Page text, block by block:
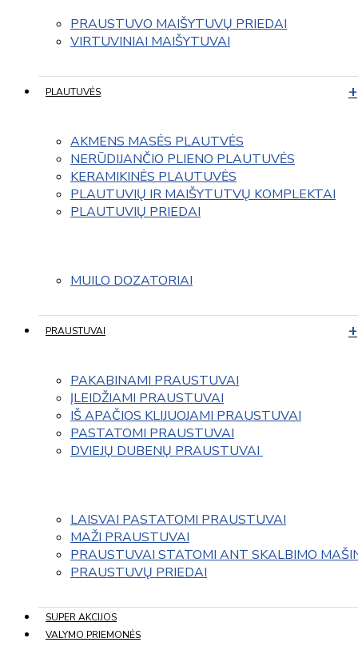
PRAUSTUVO MAIŠYTUVŲ PRIEDAI
VIRTUVINIAI MAIŠYTUVAI
PLAUTUVĖS
AKMENS MASĖS PLAUTVĖS
NERŪDIJANČIO PLIENO PLAUTUVĖS
KERAMIKINĖS PLAUTUVĖS
PLAUTUVIŲ IR MAIŠYTUTVŲ KOMPLEKTAI
PLAUTUVIŲ PRIEDAI
MUILO DOZATORIAI
PRAUSTUVAI
PAKABINAMI PRAUSTUVAI
ĮLEIDŽIAMI PRAUSTUVAI
IŠ APAČIOS KLIJUOJAMI PRAUSTUVAI
PASTATOMI PRAUSTUVAI
DVIEJŲ DUBENŲ PRAUSTUVAI
LAISVAI PASTATOMI PRAUSTUVAI
MAŽI PRAUSTUVAI
PRAUSTUVAI STATOMI ANT SKALBIMO
PRAUSTUVŲ PRIEDAI
SUPER AKCIJOS
VALYMO PRIEMONĖS